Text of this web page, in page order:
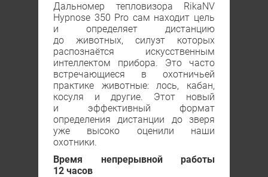
Дальномер тепловизора RikaNV
Hypnose 350 Рro сам находит цель
и определяет дистанцию
до животных, силуэт которых
распознаётся искусственным
интеллектом прибора. Это часто
встречающиеся в охотничьей
практике животные: лось, кабан,
косуля и другие. Этот новый
и эффективный формат
определения дистанции до зверя
уже высоко оценили наши
охотники.
Время непрерывной работы
12 часов